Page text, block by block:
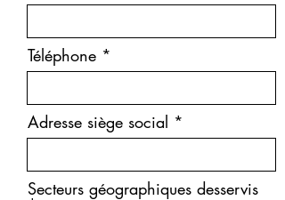
Téléphone
Adresse siège social
Secteurs géographiques desservis